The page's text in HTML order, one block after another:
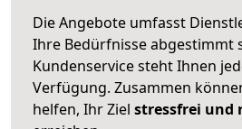
Die Angebote umfasst
Ihre Bedürfnisse abgestimmt
Kundenservice steht Ihnen
Verfügung. Zusammen
helfen, Ihr Ziel stressfrei und